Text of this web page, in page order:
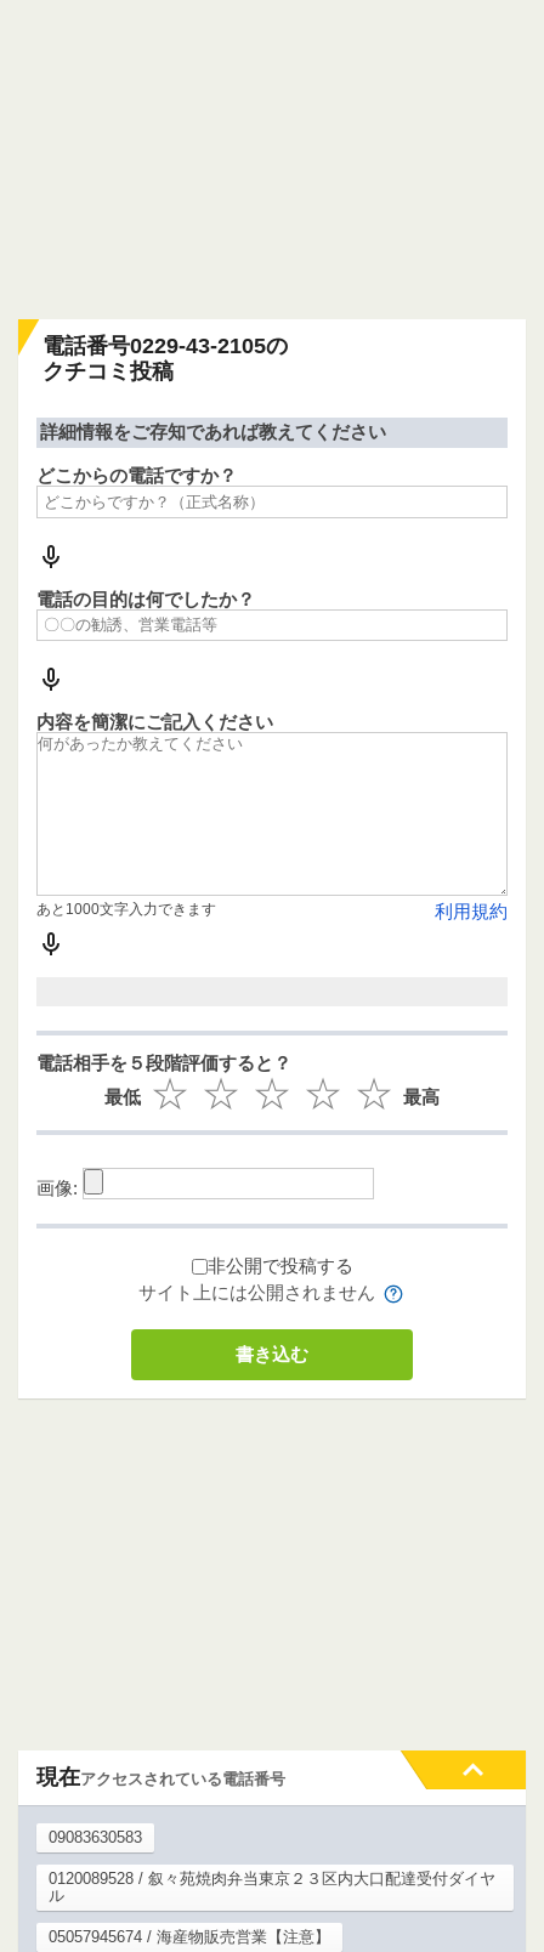
電話番号0229-43-2105の
クチコミ投稿
詳細情報をご存知であれば教えてください
どこからの電話ですか？
電話の目的は何でしたか？
内容を簡潔にご記入ください
利用規約
あと1000文字入力できます
電話相手を５段階評価すると？
最低
最高
画像:
非公開で投稿する
サイト上には公開されません
現在アクセスされている電話番号
09083630583
0120089528 / 叙々苑焼肉弁当東京２３区内大口配達受付ダイヤ
ル
05057945674 / 海産物販売営業【注意】